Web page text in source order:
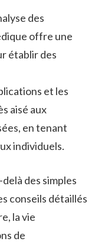
des
offre une
établir des
et les
aisé aux
en tenant
individuels.
des simples
conseils détaillés
la vie
de